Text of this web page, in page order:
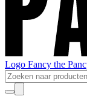
Logo Fancy the
Producten
zoeken